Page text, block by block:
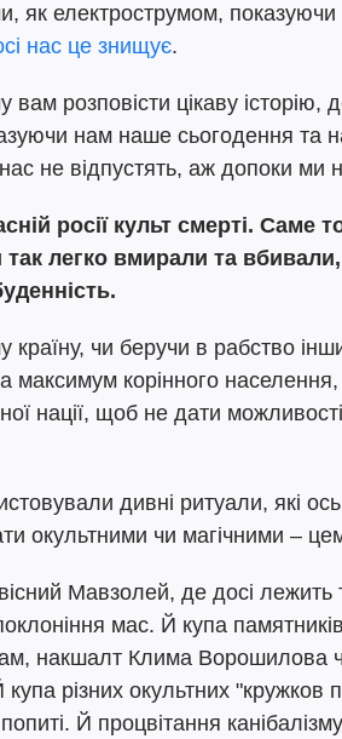
як електрострумом,
нас це знищує.
вам розповісти цікаву історію,
нам наше сьогодення та
нас не відпустять, аж допоки ми
росії культ смерті. Саме
легко вмирали та вбивали,
чи беручи в рабство
корінного населення,
нації, щоб не дати
дивні ритуали, які ось
окультними чи магічними –
Мавзолей, де досі
поклоніння мас. Й купа
накшалт Клима Ворошилова
різних окультних "кружков
Й процвітання